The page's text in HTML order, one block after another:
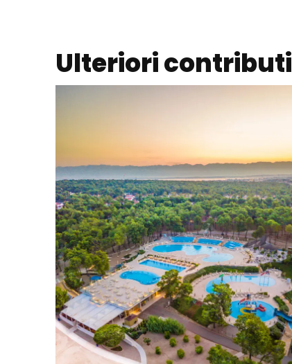
Ulteriori contributi